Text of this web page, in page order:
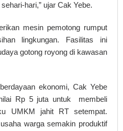
hari,” ujar Cak Yebe.
mesin pemotong rumput
lingkungan. Fasilitas ini
gotong royong di kawasan
ekonomi, Cak Yebe
Rp 5 juta untuk membeli
UMKM jahit RT setempat.
warga semakin produktif